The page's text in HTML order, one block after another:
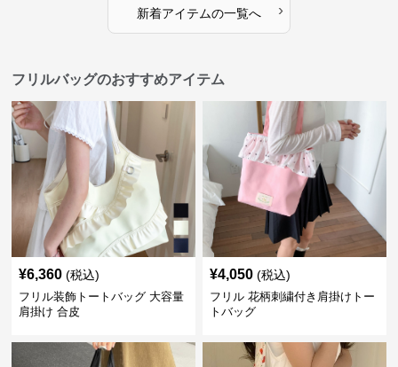
新着アイテムの一覧へ ›
フリルバッグのおすすめアイテム
¥6,360 (税込)
フリル装飾トートバッグ 大容量
肩掛け 合皮
¥4,050 (税込)
フリル 花柄刺繍付き肩掛けトー
トバッグ